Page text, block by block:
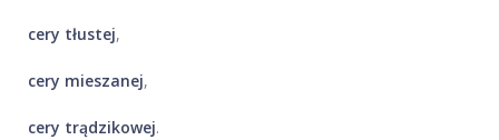
cery tłustej,
cery mieszanej,
cery trądzikowej.